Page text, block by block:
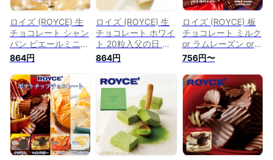
ロイズ (ROYCE) 生
チョコレート シャン
パン ピエールミニョ
ン 20粒入お花見 母
の日 父の日 2023 ギ
フト プチギフト 札
幌 スイーツ 推し活
推し色 ご褒美 お菓
子 洋菓子 誕生日 内
祝い 退職 お礼 お祝
い 転勤 お礼 お返し
おしゃれ 美味しい
有名 定番
864円
ロイズ (ROYCE) 生
チョコレート ホワイ
ト 20粒入父の日 義
父 お中元 2023 ギフ
ト プチギフト 札幌
スイーツ お菓子 洋
菓子 推し活 推し色
ご褒美 誕生日 内祝
い 退職 お祝い お礼
転勤 お礼 お返し お
しゃれ 美味しい 有
名
864円
ロイズ (ROYCE) 板
チョコレート ミルク
or ラムレーズン or
アーモンド or ブラッ
ク 1枚ギフト プチギ
フト 箱入り 札幌 ス
イーツ お菓子 洋菓
子 誕生日 内祝い 退
職 お祝い 転勤 お礼
お返し おしゃれ
756円〜